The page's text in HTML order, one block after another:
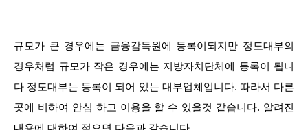
규모가 큰 경우에는 금융감독원에 등록이되지만 정도대부의
경우처럼 규모가 작은 경우에는 지방자치단체에 등록이 됩니
다 정도대부는 등록이 되어 있는 대부업체입니다. 따라서 다른
곳에 비하여 안심 하고 이용을 할 수 있을것 같습니다. 알려진
내용에 대하여 적으면 다음과 같습니다.